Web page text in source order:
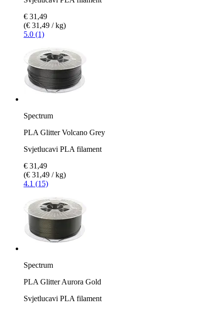
€ 31,49
(€ 31,49 / kg)
5.0 (1)
Spectrum
PLA Glitter Volcano Grey
Svjetlucavi PLA filament
€ 31,49
(€ 31,49 / kg)
4.1 (15)
Spectrum
PLA Glitter Aurora Gold
Svjetlucavi PLA filament